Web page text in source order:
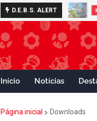
D.E.B.S. ALERT
Início Notícias
Página inicial Downloads